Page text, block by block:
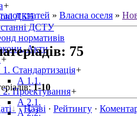
+
ДБН
ДСТУ
нормативів
Акти
+
Стандартизація+
А 1.1.
Проектування+
А 2.1.
А 2.2.
статей » Власна оселя »
: 75
:1-10
·Назві · Рейтингу ·